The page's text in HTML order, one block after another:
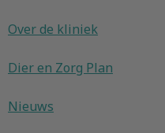
Over de kliniek
Dier en Zorg Plan
Nieuws